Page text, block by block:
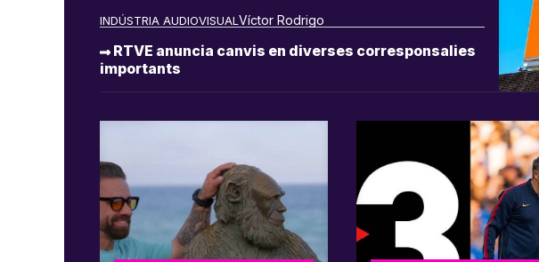
INDÚSTRIA AUDIOVISUAL Víctor Rodrigo
RTVE anuncia canvis en diverses corresponsalies
importants